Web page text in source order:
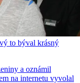
to býval krásný
a oznámil
na internetu vyvolal